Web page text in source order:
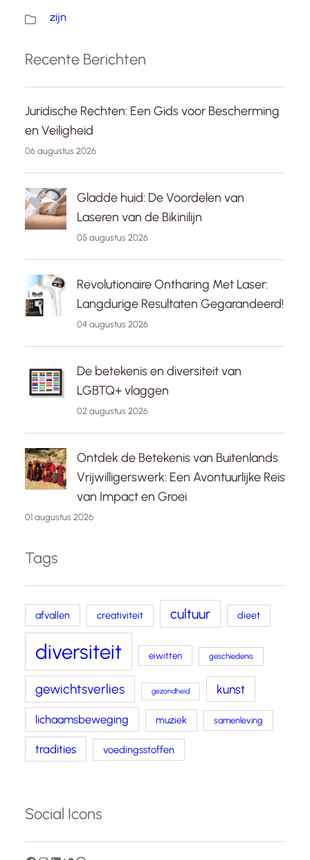
zijn
Recente Berichten
Juridische Rechten: Een Gids voor Bescherming
en Veiligheid
06 augustus 2026
Gladde huid: De Voordelen van
Laseren van de Bikinilijn
05 augustus 2026
Revolutionaire Ontharing Met Laser:
Langdurige Resultaten Gegarandeerd!
04 augustus 2026
De betekenis en diversiteit van
LGBTQ+ vlaggen
02 augustus 2026
Ontdek de Betekenis van Buitenlands
Vrijwilligerswerk: Een Avontuurlijke Reis
van Impact en Groei
01 augustus 2026
Tags
afvallen creativiteit cultuur dieet
diversiteit eiwitten geschiedenis
gewichtsverlies gezondheid kunst
lichaamsbeweging muziek samenleving
tradities voedingsstoffen
Social Icons